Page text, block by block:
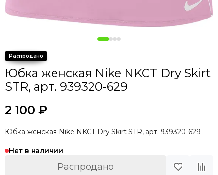
Юбка женская Nike NKCT Dry Skirt
STR, арт. 939320-629
2 100 ₽
Юбка женская Nike NKCT Dry Skirt STR, арт. 939320-629
Нет в наличии
Распродано